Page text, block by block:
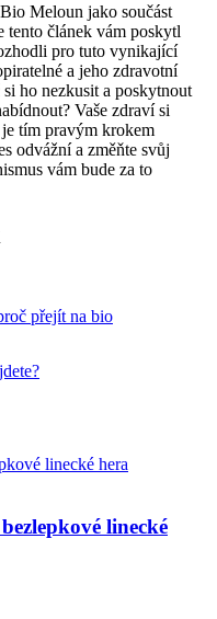
Meloun jako ⁢součást
tento článek vám poskytl
pro tuto⁤ vynikající
a jeho zdravotní
ho nezkusit a poskytnout
Vaše zdraví si
tím pravým krokem‍
odvážní a ⁢změňte⁣ svůj
vám‍ bude za to
přejít na bio
linecké